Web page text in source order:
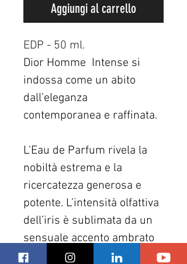
Aggiungi al carrello
EDP - 50 ml.
Dior Homme  Intense si
indossa come un abito
dall’eleganza
contemporanea e raffinata.
L'Eau de Parfum rivela la
nobiltà estrema e la
ricercatezza generosa e
potente. L’intensità olfattiva
dell’iris è sublimata da un
sensuale accento ambrato
e da un fondo di legno